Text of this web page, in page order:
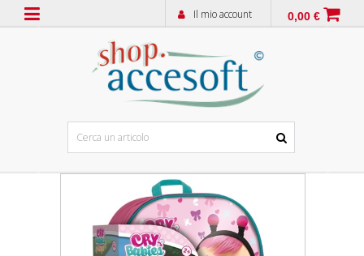
0,00 €
Il mio account